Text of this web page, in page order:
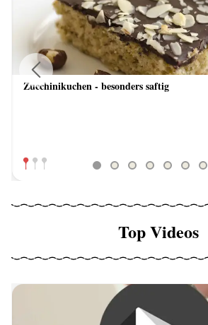
Zucchinikuchen - besonders saftig
Previous
Top Videos